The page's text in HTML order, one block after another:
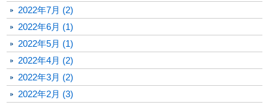
2022年7月 (2)
2022年6月 (1)
2022年5月 (1)
2022年4月 (2)
2022年3月 (2)
2022年2月 (3)